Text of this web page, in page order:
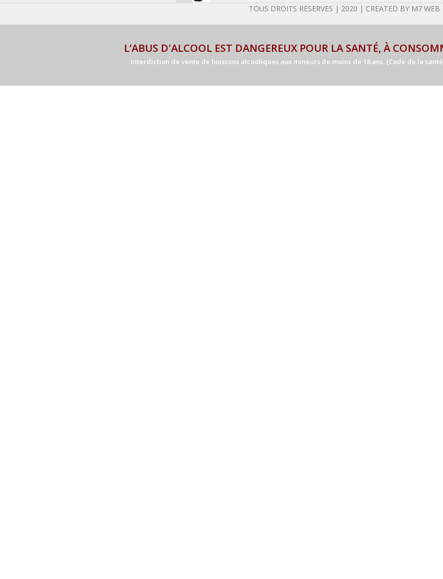
TOUS DROITS RESERVES | 2020 | CREATED BY M7 WEB
L’ABUS D'ALCOOL EST DANGEREUX POUR LA SANTÉ, À
Interdiction de vente de boissons alcooliques aux mineurs de moins de 18 ans. (Code de la santé